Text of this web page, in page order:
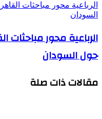
الرباعية محور مباحثات
السودان
الرباعية محور مباحثات
حول السودان
مقالات ذات صلة